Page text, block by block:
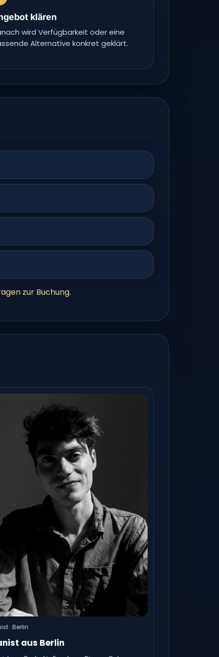
klären
wird Verfügbarkeit oder eine
Alternative konkret geklärt.
zur Buchung.
· Berlin
aus Berlin